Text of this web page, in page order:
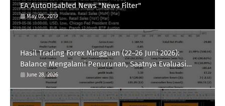
EA AutoDIsabled News "News Filter"
May 05, 2019
Hasil Trading Forex Mingguan (22–26 Juni 2026):
Balance Mengalami Penurunan, Saatnya Evaluasi
Strategi
June 28, 2026